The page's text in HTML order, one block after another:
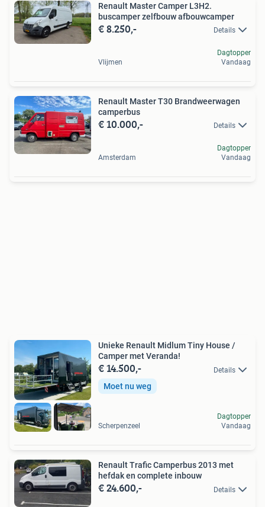
Renault Master Camper L3H2.
buscamper zelfbouw afbouwcamper
€ 8.250,- Details
Vlijmen
Dagtopper
Vandaag
Renault Master T30 Brandweerwagen
camperbus
€ 10.000,- Details
Amsterdam
Dagtopper
Vandaag
Unieke Renault Midlum Tiny House /
Camper met Veranda!
€ 14.500,- Details
Moet nu weg
Scherpenzeel
Dagtopper
Vandaag
Renault Trafic Camperbus 2013 met
hefdak en complete inbouw
€ 24.600,- Details